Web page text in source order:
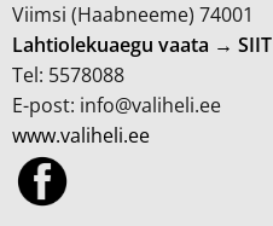
Viimsi (Haabneeme) 74001
Lahtiolekuaegu vaata → SIIT
Tel: 5578088
E-post: info@valiheli.ee
www.valiheli.ee